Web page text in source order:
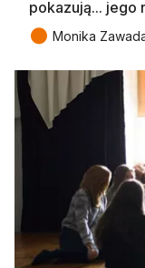
pokazują... jego
● Monika